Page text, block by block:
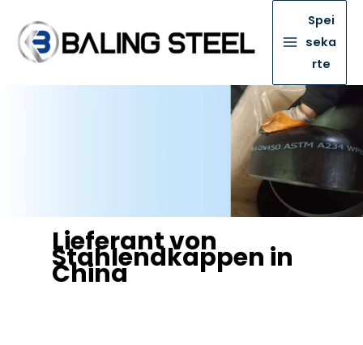
Spei
seka
rte
Lieferant von
Stahlendkappen in
China